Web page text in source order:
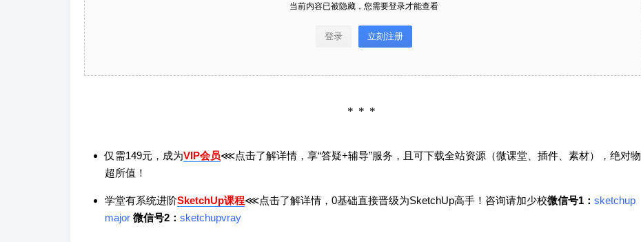
当前内容已被隐藏，您需要登录才能查看
登录 立刻注册
仅需149元，成为VIP会员⋘点击了解详情，享“答疑+辅导”服务，且可下载全站资源（微课堂、插件、素材），绝对物
超所值！
学堂有系统进阶SketchUp课程⋘点击了解详情，0基础直接晋级为SketchUp高手！咨询请加少校微信号1： sketchup
major 微信号2： sketchupvray
SketchUp现代绿植盆栽模型su
模型草图大师模型免费下载202
40730
资源下载： 本站提供百度网盘下载方式（建议安
信，微信号：sketchupmajor 当前内容已被隐
20 元
您没有权限发布内容，请购买会员或者提升权